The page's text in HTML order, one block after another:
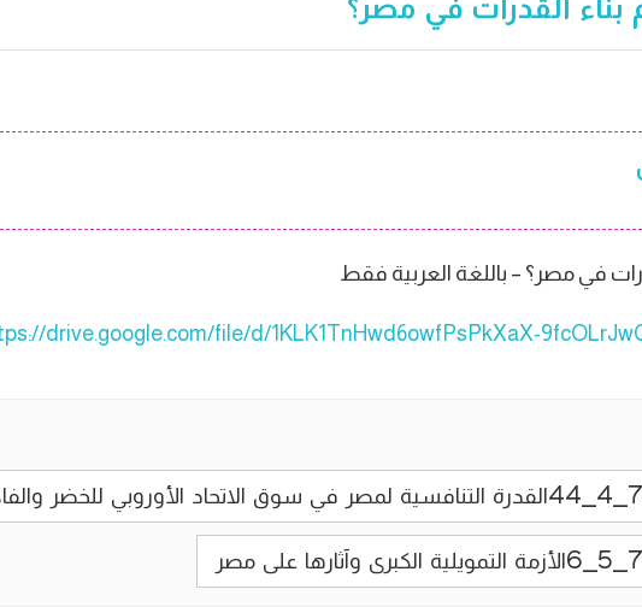
بناء القدرات في مصر؟
في مصر؟ – باللغة العربية فقط
drive.google.com/file/d/1KLK1TnHwd6owfPsPkXaX-